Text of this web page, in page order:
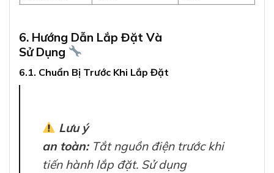
6. Hướng Dẫn Lắp Đặt Và
Sử Dụng
6.1. Chuẩn Bị Trước Khi Lắp Đặt
Lưu ý
an toàn:Tắt nguồn điện trước khi
tiến hành lắp đặt. Sử dụng